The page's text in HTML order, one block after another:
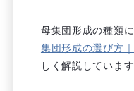
母集団形成の種類
集団形成の選び方
しく解説しています